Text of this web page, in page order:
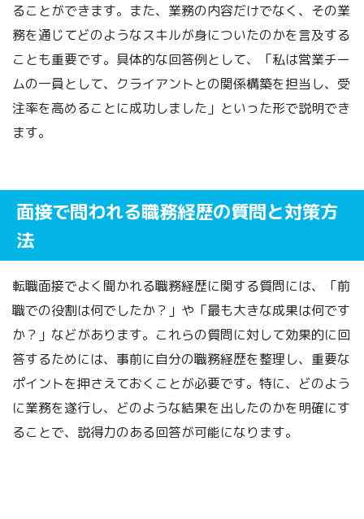
ることができます。また、業務の内容だけでなく、その業
務を通じてどのようなスキルが身についたのかを言及する
ことも重要です。具体的な回答例として、「私は営業チー
ムの一員として、クライアントとの関係構築を担当し、受
注率を高めることに成功しました」といった形で説明でき
ます。
面接で問われる職務経歴の質問と対策方
法
転職面接でよく聞かれる職務経歴に関する質問には、「前
職での役割は何でしたか？」や「最も大きな成果は何です
か？」などがあります。これらの質問に対して効果的に回
答するためには、事前に自分の職務経歴を整理し、重要な
ポイントを押さえておくことが必要です。特に、どのよう
に業務を遂行し、どのような結果を出したのかを明確にす
ることで、説得力のある回答が可能になります。